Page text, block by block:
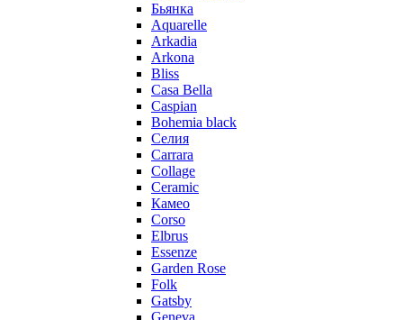
Бьянка
Aquarelle
Arkadia
Arkona
Bliss
Casa Bella
Caspian
Bohemia black
Селия
Carrara
Collage
Ceramic
Камео
Corso
Elbrus
Essenze
Garden Rose
Folk
Gatsby
Geneva